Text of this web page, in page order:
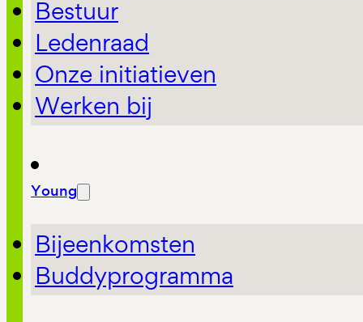
Bestuur
Ledenraad
Onze initiatieven
Werken bij
Young
Bijeenkomsten
Buddyprogramma